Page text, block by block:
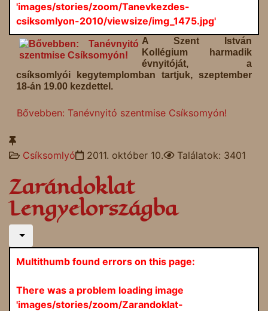
'images/stories/zoom/Tanevkezdes-
csiksomlyon-2010/viewsize/img_1475.jpg'
A Szent István
Kollégium harmadik
évnyitóját, a
csíksomlyói kegytemplomban tartjuk, szeptember
18-án 19.00 kezdettel.
Bővebben: Tanévnyitó szentmise Csíksomyón!
Csíksomlyó 2011. október 10. Találatok: 3401
Zarándoklat
Lengyelországba
Multithumb found errors on this page:
There was a problem loading image
'images/stories/zoom/Zarandoklat-